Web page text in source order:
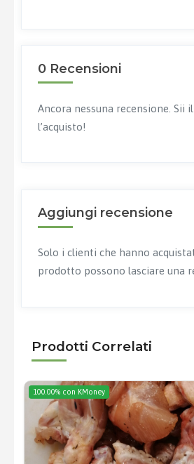
0 Recensioni
Ancora nessuna recensione. Sii
l’acquisto!
Aggiungi recensione
Solo i clienti che hanno
prodotto possono lasciare una
Prodotti Correlati
100.00% con KMoney